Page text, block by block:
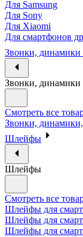
Для Samsung
Для Sony
Для Xiaomi
Для смартфонов
Звонки, динамики
Звонки, динамики
Смотреть все
Звонки,
Шлейфы
Шлейфы
Смотреть все
Шлейфы для
Шлейфы для
Шлейфы для